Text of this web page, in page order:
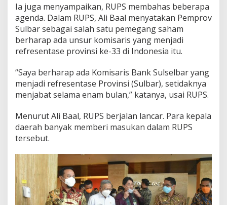
Ia juga menyampaikan, RUPS membahas beberapa
agenda. Dalam RUPS, Ali Baal menyatakan Pemprov
Sulbar sebagai salah satu pemegang saham
berharap ada unsur komisaris yang menjadi
refresentase provinsi ke-33 di Indonesia itu.
“Saya berharap ada Komisaris Bank Sulselbar yang
menjadi refresentase Provinsi (Sulbar), setidaknya
menjabat selama enam bulan,” katanya, usai RUPS.
Menurut Ali Baal, RUPS berjalan lancar. Para kepala
daerah banyak memberi masukan dalam RUPS
tersebut.